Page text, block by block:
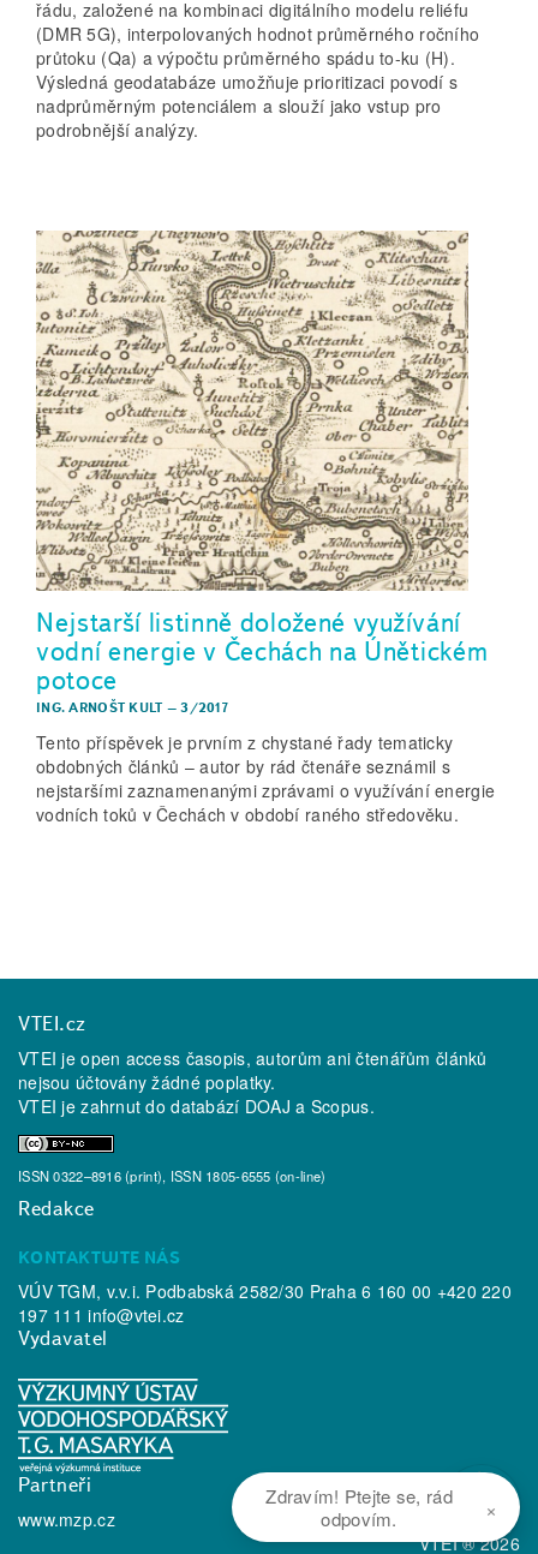
řádu, založené na kombinaci digitálního modelu reliéfu
(DMR 5G), interpolovaných hodnot průměrného ročního
průtoku (Qa) a výpočtu průměrného spádu to-ku (H).
Výsledná geodatabáze umožňuje prioritizaci povodí s
nadprůměrným potenciálem a slouží jako vstup pro
podrobnější analýzy.
Nejstarší listinně doložené využívání
vodní energie v Čechách na Únětickém
potoce
ING. ARNOŠT KULT–3/2017
Tento příspěvek je prvním z chystané řady tematicky
obdobných článků – autor by rád čtenáře seznámil s
nejstaršími zaznamenanými zprávami o využívání energie
vodních toků v Čechách v období raného středověku.
VTEI.cz
VTEI je open access časopis, autorům ani čtenářům článků
nejsou účtovány žádné poplatky.
VTEI je zahrnut do databází DOAJ a Scopus.
ISSN 0322–8916 (print), ISSN 1805-6555 (on-line)
Redakce
KONTAKTUJTE NÁS
VÚV TGM, v.v.i. Podbabská 2582/30 Praha 6 160 00 +420 220
197 111info@vtei.cz
Vydavatel
Partneři
www.mzp.cz
VTEI ® 2026
Zdravím! Ptejte se, rád
odpovím.
×